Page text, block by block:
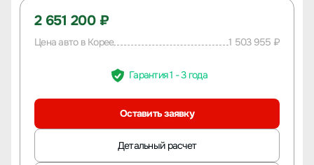
2 651 200 ₽
Цена авто в Корее 1 503 955 ₽
Гарантия 1 - 3 года
Оставить заявку
Детальный расчет